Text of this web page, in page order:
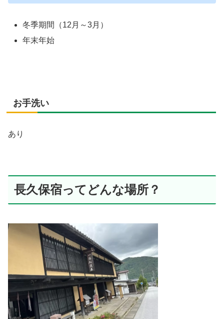
冬季期間（12月～3月）
年末年始
お手洗い
あり
長久保宿ってどんな場所？